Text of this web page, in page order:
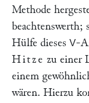
Methode
beachtenswerth;
Hülfe dieses V-
Hitze zu einer
einem
wären. Hierzu